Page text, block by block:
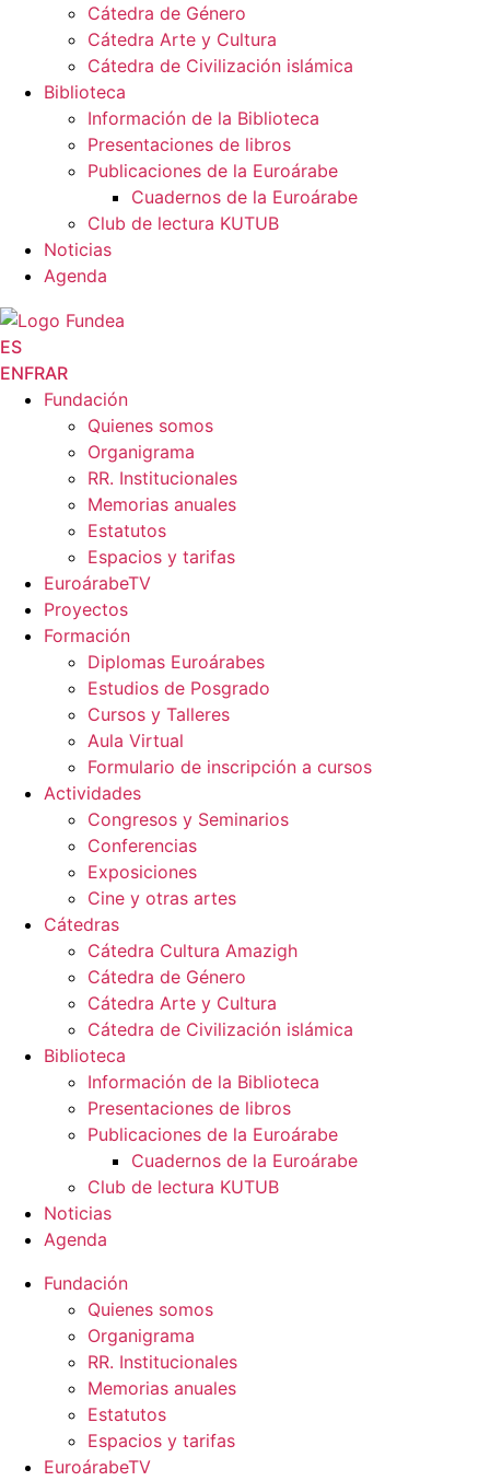
Cátedra de Género
Cátedra Arte y Cultura
Cátedra de Civilización islámica
Biblioteca
Información de la Biblioteca
Presentaciones de libros
Publicaciones de la Euroárabe
Cuadernos de la Euroárabe
Club de lectura KUTUB
Noticias
Agenda
ES
ENFRAR
Fundación
Quienes somos
Organigrama
RR. Institucionales
Memorias anuales
Estatutos
Espacios y tarifas
EuroárabeTV
Proyectos
Formación
Diplomas Euroárabes
Estudios de Posgrado
Cursos y Talleres
Aula Virtual
Formulario de inscripción a cursos
Actividades
Congresos y Seminarios
Conferencias
Exposiciones
Cine y otras artes
Cátedras
Cátedra Cultura Amazigh
Cátedra de Género
Cátedra Arte y Cultura
Cátedra de Civilización islámica
Biblioteca
Información de la Biblioteca
Presentaciones de libros
Publicaciones de la Euroárabe
Cuadernos de la Euroárabe
Club de lectura KUTUB
Noticias
Agenda
Fundación
Quienes somos
Organigrama
RR. Institucionales
Memorias anuales
Estatutos
Espacios y tarifas
EuroárabeTV